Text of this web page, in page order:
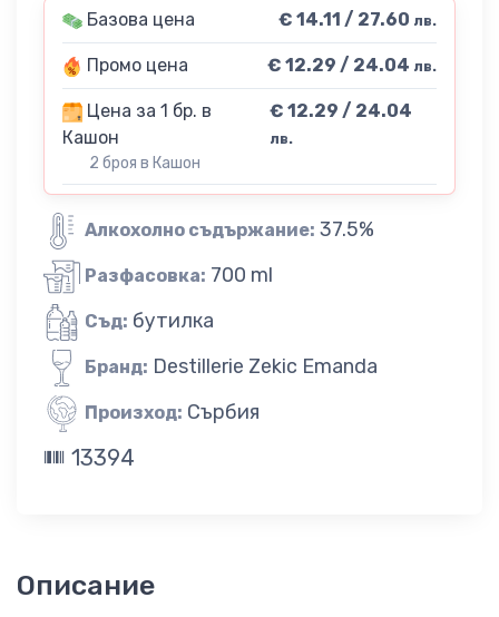
Базова цена € 14.11 / 27.60 лв.
Промо цена € 12.29 / 24.04 лв.
Цена за 1 бр. в
Кашон
2 броя в Кашон
€ 12.29 / 24.04
лв.
Алкохолно съдържание: 37.5%
Разфасовка: 700 ml
Съд: бутилка
Бранд: Destillerie Zekic Emanda
Произход: Сърбия
13394
Описание